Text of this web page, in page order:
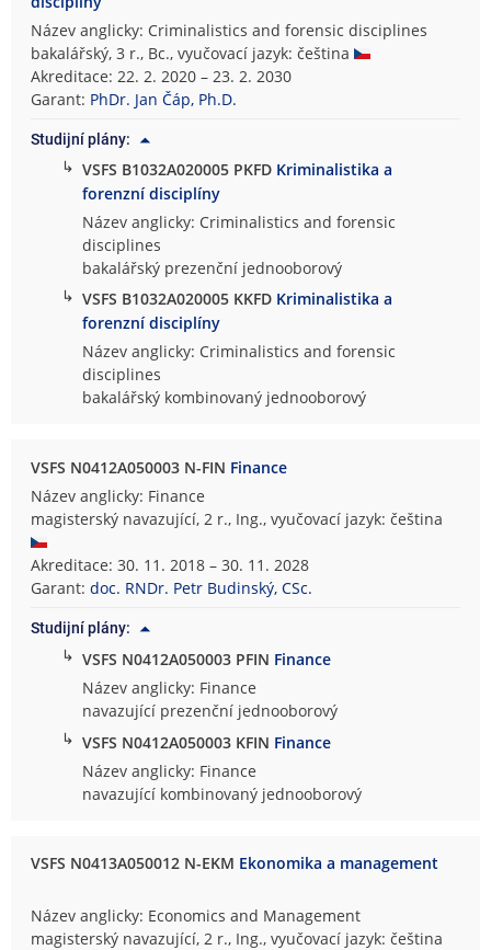
Název anglicky: Criminalistics and forensic disciplines
bakalářský, 3 r., Bc., vyučovací jazyk: čeština
Akreditace: 22. 2. 2020 – 23. 2. 2030
Garant: PhDr. Jan Čáp, Ph.D.
Studijní plány:
↳ VSFS B1032A020005 PKFD Kriminalistika a
forenzní disciplíny
Název anglicky: Criminalistics and forensic
disciplines
bakalářský prezenční jednooborový
↳ VSFS B1032A020005 KKFD Kriminalistika a
forenzní disciplíny
Název anglicky: Criminalistics and forensic
disciplines
bakalářský kombinovaný jednooborový
VSFS N0412A050003 N-FIN Finance
Název anglicky: Finance
magisterský navazující, 2 r., Ing., vyučovací jazyk: čeština
Akreditace: 30. 11. 2018 – 30. 11. 2028
Garant:doc. RNDr. Petr Budinský, CSc.
Studijní plány:
↳ VSFS N0412A050003 PFIN Finance
Název anglicky: Finance
navazující prezenční jednooborový
↳ VSFS N0412A050003 KFIN Finance
Název anglicky: Finance
navazující kombinovaný jednooborový
VSFS N0413A050012 N-EKM Ekonomika a management
Název anglicky: Economics and Management
magisterský navazující, 2 r., Ing., vyučovací jazyk: čeština